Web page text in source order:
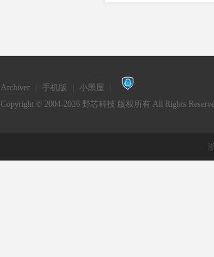
Archiver 手机版 小黑屋
Copyright © 2004-2026 野芯科技 版权所有 All Rights